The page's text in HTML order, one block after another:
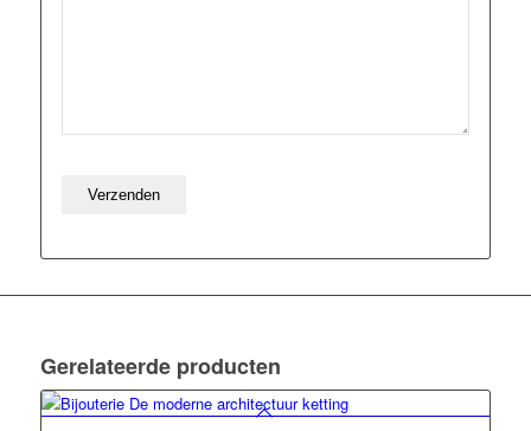
Gerelateerde producten